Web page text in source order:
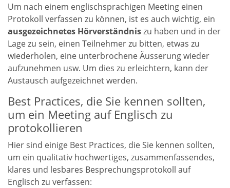
Um nach einem englischsprachigen Meeting einen
Protokoll verfassen zu können, ist es auch wichtig, ein
ausgezeichnetes Hörverständniszu haben und in der
Lage zu sein, einen Teilnehmer zu bitten, etwas zu
wiederholen, eine unterbrochene Äusserung wieder
aufzunehmen usw. Um dies zu erleichtern, kann der
Austausch aufgezeichnet werden.
Best Practices, die Sie kennen sollten,
um ein Meeting auf Englisch zu
protokollieren
Hier sind einige Best Practices, die Sie kennen sollten,
um ein qualitativ hochwertiges, zusammenfassendes,
klares und lesbares Besprechungsprotokoll auf
Englisch zu verfassen: